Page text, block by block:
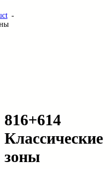
-
816+614
Классические
зоны